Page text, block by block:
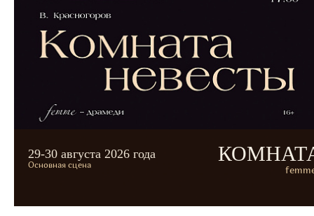
29-30 августа 2026 года
Основная сцена